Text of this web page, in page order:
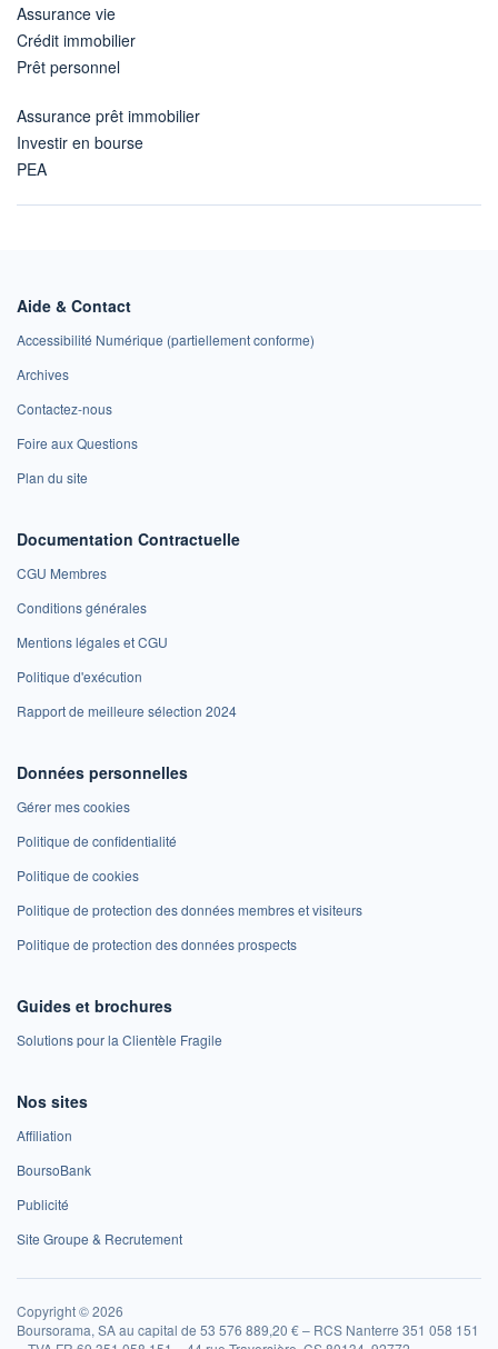
Assurance vie
Crédit immobilier
Prêt personnel
Assurance prêt immobilier
Investir en bourse
PEA
Aide & Contact
Accessibilité Numérique (partiellement conforme)
Archives
Contactez-nous
Foire aux Questions
Plan du site
Documentation Contractuelle
CGU Membres
Conditions générales
Mentions légales et CGU
Politique d'exécution
Rapport de meilleure sélection 2024
Données personnelles
Gérer mes cookies
Politique de confidentialité
Politique de cookies
Politique de protection des données membres et visiteurs
Politique de protection des données prospects
Guides et brochures
Solutions pour la Clientèle Fragile
Nos sites
Affiliation
BoursoBank
Publicité
Site Groupe & Recrutement
Copyright © 2026
Boursorama, SA au capital de 53 576 889,20 € – RCS Nanterre 351 058 151